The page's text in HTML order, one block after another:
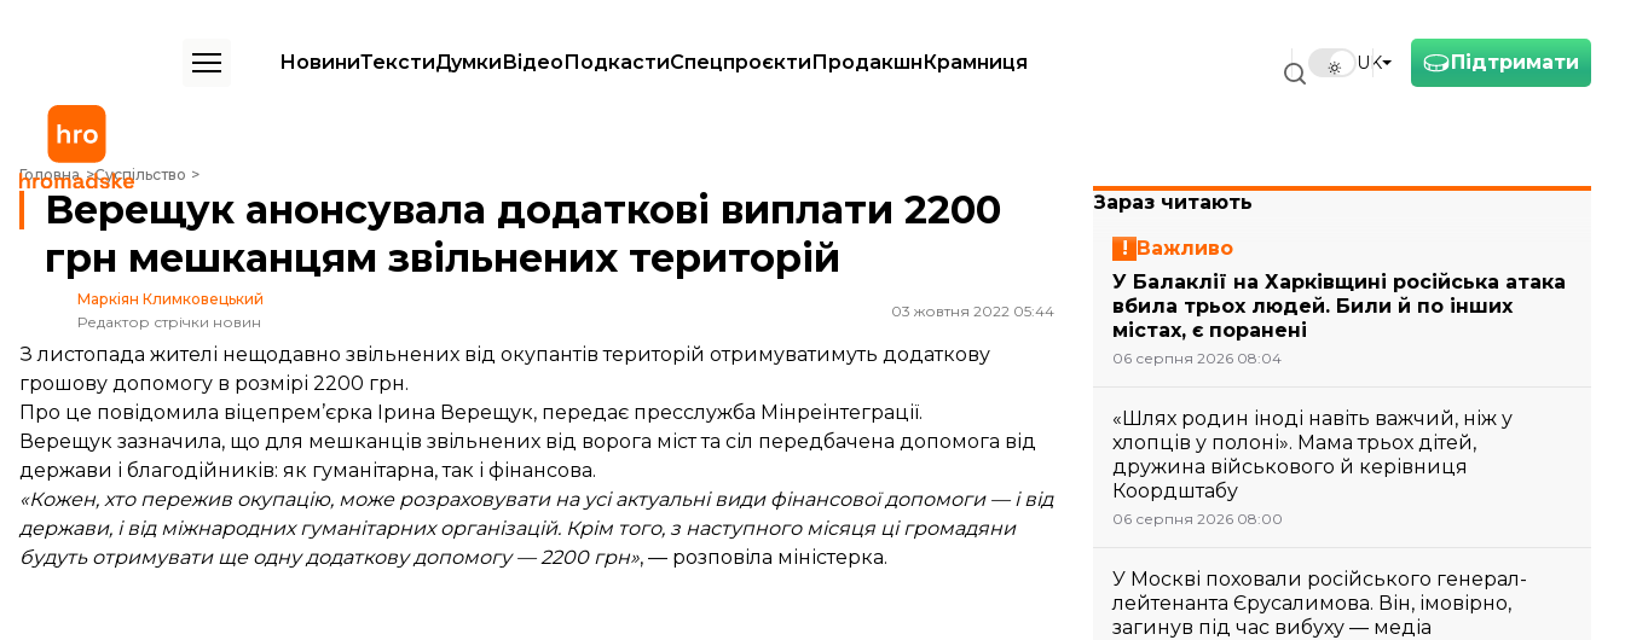
Підтримати
UK
НовиниТекстиДумкиВідеоПодкастиСпецпроєктиПродакшнКрамниця
Головна Суспільство
Верещук анонсувала додаткові виплати 2200 грн мешканцям звільнених територій
Верещук анонсувала додаткові виплати 2200
грн мешканцям звільнених територій
Маркіян Климковецький
Редактор стрічки новин
03 жовтня 2022 05:44
З листопада жителі нещодавно звільнених від окупантів територій отримуватимуть додаткову
грошову допомогу в розмірі 2200 грн.
Про це повідомила віцепрем’єрка Ірина Верещук, передає пресслужба Мінреінтеграції.
Верещук зазначила, що для мешканців звільнених від ворога міст та сіл передбачена допомога від
держави і благодійників: як гуманітарна, так і фінансова.
«Кожен, хто пережив окупацію, може розраховувати на усі актуальні види фінансової допомоги — і від
держави, і від міжнародних гуманітарних організацій. Крім того, з наступного місяця ці громадяни
будуть отримувати ще одну додаткову допомогу — 2200 грн», — розповіла міністерка.
Зараз читають
Важливо
У Балаклії на Харківщині російська атака
вбила трьох людей. Били й по інших
містах, є поранені
06 серпня 2026 08:04
«Шлях родин іноді навіть важчий, ніж у
хлопців у полоні». Мама трьох дітей,
дружина військового й керівниця
Коордштабу
06 серпня 2026 08:00
У Москві поховали російського генерал-
лейтенанта Єрусалимова. Він, імовірно,
загинув під час вибуху — медіа